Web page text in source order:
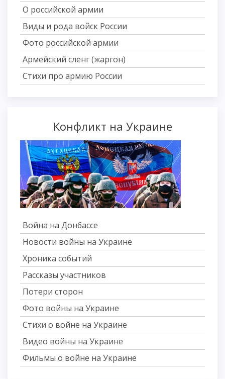
О российской армии
Виды и рода войск России
Фото российской армии
Армейский сленг (жаргон)
Стихи про армию России
Конфликт на Украине
Война на Донбассе
Новости войны на Украине
Хроника событий
Рассказы участников
Потери сторон
Фото войны на Украине
Стихи о войне на Украине
Видео войны на Украине
Фильмы о войне на Украине